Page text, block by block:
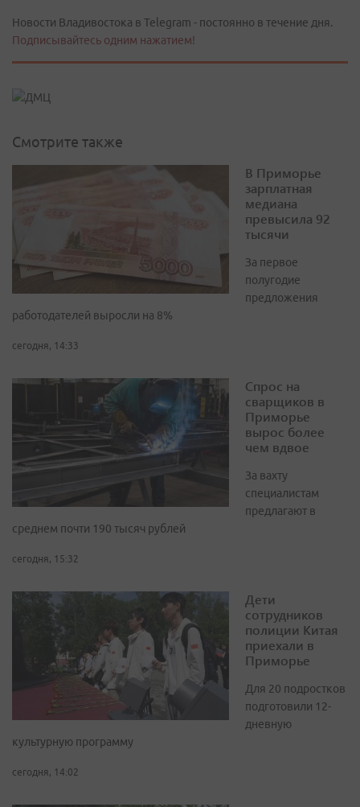
Новости Владивостока в Telegram - постоянно в течение дня.
Подписывайтесь одним нажатием!
Смотрите также
В Приморье
зарплатная
медиана
превысила 92
тысячи
За первое
полугодие
предложения
работодателей выросли на 8%
сегодня, 14:33
Спрос на
сварщиков в
Приморье
вырос более
чем вдвое
За вахту
специалистам
предлагают в
среднем почти 190 тысяч рублей
сегодня, 15:32
Дети
сотрудников
полиции Китая
приехали в
Приморье
Для 20 подростков
подготовили 12-
дневную
культурную программу
сегодня, 14:02